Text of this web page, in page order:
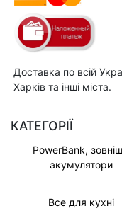
Доставка по всій
Харків та інші міста.
КАТЕГОРІЇ
PowerBank,
акумулятори
Все для кухні